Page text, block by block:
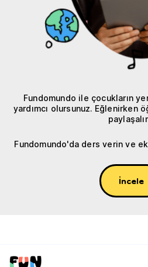
Fundomundo ile çocukların
yardımcı olursunuz. Eğlenirken
Fundomundo'da ders verin ve
İncele